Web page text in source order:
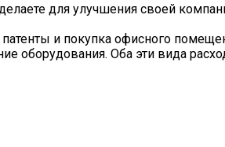
для улучшения своей
и покупка офисного
оборудования. Оба эти вида